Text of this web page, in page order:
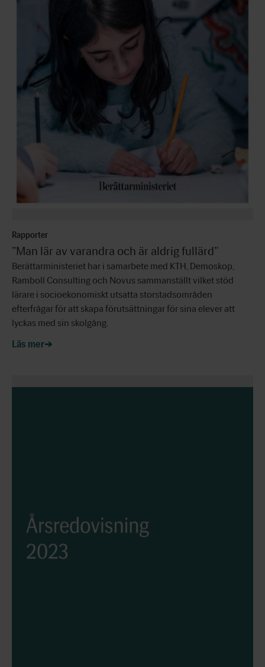
Rapporter
”Man lär av varandra och är aldrig fullärd”
Berättarministeriet har i samarbete med KTH, Demoskop,
Ramboll Consulting och Novus sammanställt vilket stöd
lärare i socioekonomiskt utsatta storstadsområden
efterfrågar för att skapa förutsättningar för sina elever att
lyckas med sin skolgång.
Läs mer